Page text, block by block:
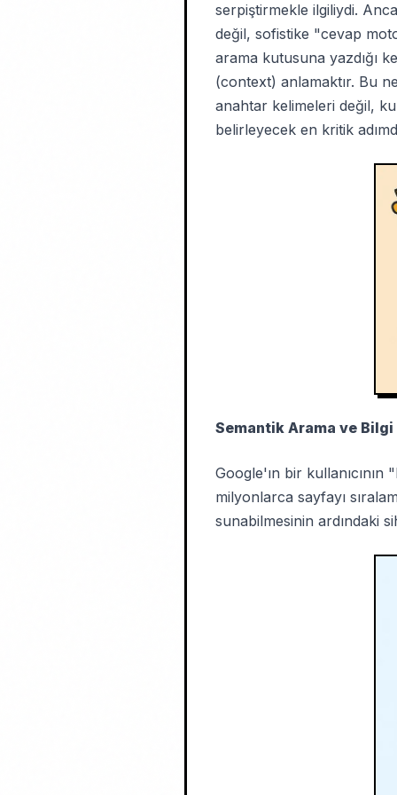
serpiştirmekle ilgiliydi.
değil, sofistike "cevap
arama kutusuna yazdığı
(context) anlamaktır. Bu
anahtar kelimeleri değil,
belirleyecek en kritik
Semantik Arama ve Bilgi
Google'ın bir
milyonlarca sayfayı
sunabilmesinin ardındaki